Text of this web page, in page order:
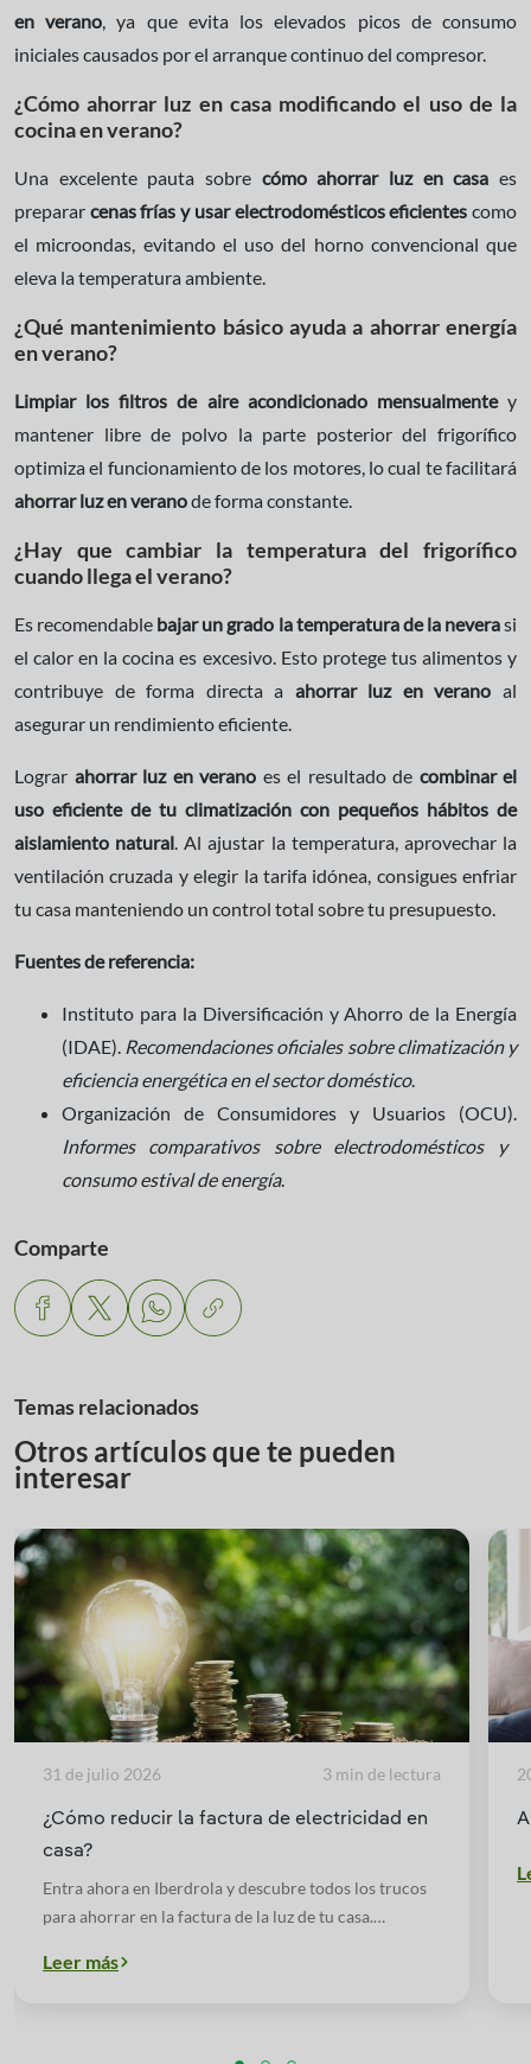
en verano, ya que evita los elevados picos de consumo
iniciales causados por el arranque continuo del compresor.
¿Cómo ahorrar luz en casa modificando el uso de la
cocina en verano?
Una excelente pauta sobre cómo ahorrar luz en casa es
preparar cenas frías y usar electrodomésticos eficientes como
el microondas, evitando el uso del horno convencional que
eleva la temperatura ambiente.
¿Qué mantenimiento básico ayuda a ahorrar energía
en verano?
Limpiar los filtros de aire acondicionado mensualmentey
mantener libre de polvo la parte posterior del frigorífico
optimiza el funcionamiento de los motores, lo cual te facilitará
ahorrar luz en veranode forma constante.
¿Hay que cambiar la temperatura del frigorífico
cuando llega el verano?
Es recomendable bajar un grado la temperatura de la neverasi
el calor en la cocina es excesivo. Esto protege tus alimentos y
contribuye de forma directa a ahorrar luz en verano al
asegurar un rendimiento eficiente.
Lograr ahorrar luz en verano es el resultado de combinar el
uso eficiente de tu climatización con pequeños hábitos de
aislamiento natural. Al ajustar la temperatura, aprovechar la
ventilación cruzada y elegir la tarifa idónea, consigues enfriar
tu casa manteniendo un control total sobre tu presupuesto.
Fuentes de referencia:
Instituto para la Diversificación y Ahorro de la Energía
(IDAE). Recomendaciones oficiales sobre climatización y
eficiencia energética en el sector doméstico.
Organización de Consumidores y Usuarios (OCU).
Informes comparativos sobre electrodomésticos y
consumo estival de energía.
Comparte
Temas relacionados
Otros artículos que te pueden
interesar
¿Cómo reducir la factura de electricidad en
casa?
Entra ahora en Iberdrola y descubre todos los trucos
para ahorrar en la factura de la luz de tu casa.
31 de julio 2026 3 min de lectura
Leer más